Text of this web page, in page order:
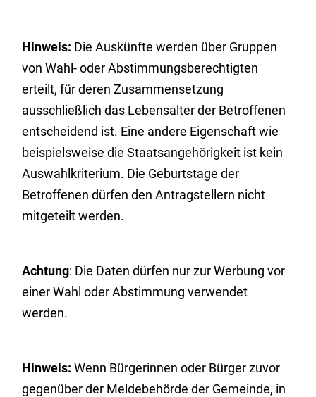
Hinweis: Die Auskünfte werden über Gruppen
von Wahl- oder Abstimmungsberechtigten
erteilt, für deren Zusammensetzung
ausschließlich das Lebensalter der Betroffenen
entscheidend ist. Eine andere Eigenschaft wie
beispielsweise die Staatsangehörigkeit ist kein
Auswahlkriterium. Die Geburtstage der
Betroffenen dürfen den Antragstellern nicht
mitgeteilt werden.
Achtung: Die Daten dürfen nur zur Werbung vor
einer Wahl oder Abstimmung verwendet
werden.
Hinweis: Wenn Bürgerinnen oder Bürger zuvor
gegenüber der Meldebehörde der Gemeinde, in